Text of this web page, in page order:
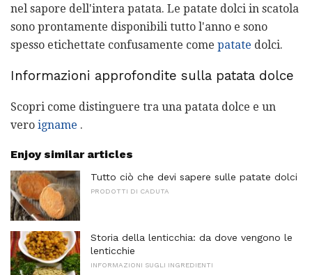
nel sapore dell'intera patata. Le patate dolci in scatola
sono prontamente disponibili tutto l'anno e sono
spesso etichettate confusamente come patate dolci.
Informazioni approfondite sulla patata dolce
Scopri come distinguere tra una patata dolce e un
vero igname .
Enjoy similar articles
Tutto ciò che devi sapere sulle patate dolci
PRODOTTI DI CADUTA
Storia della lenticchia: da dove vengono le
lenticchie
INFORMAZIONI SUGLI INGREDIENTI